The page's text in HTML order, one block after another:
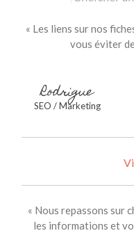
« Les liens sur nos
vous éviter
Rodrigue
SEO / Marketing
« Nous repassons sur
les informations et